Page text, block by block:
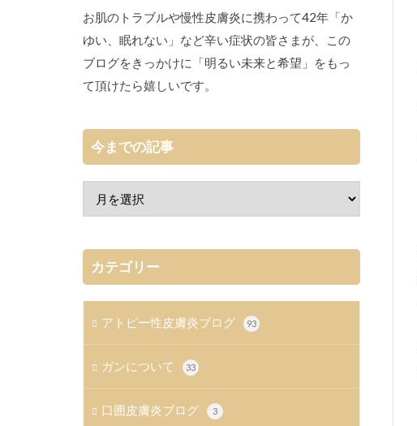
お肌のトラブルや慢性皮膚炎に携わって42年「か
ゆい、眠れない」など辛い症状の皆さまが、この
ブログをきっかけに「明るい未来と希望」をもっ
て頂けたら嬉しいです。
今までの記事
カテゴリー
アトピー性皮膚炎ブログ 93
ガンについて 33
口囲皮膚炎ブログ 3